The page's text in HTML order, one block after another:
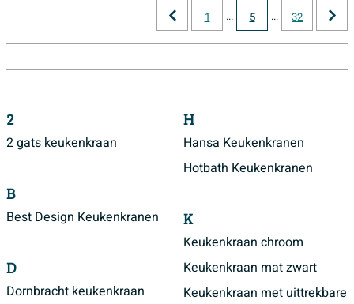
1 ... 5 ... 32
2
2 gats keukenkraan
B
Best Design Keukenkranen
D
Dornbracht keukenkraan
H
Hansa Keukenkranen
Hotbath Keukenkranen
K
Keukenkraan chroom
Keukenkraan mat zwart
Keukenkraan met uittrekbare